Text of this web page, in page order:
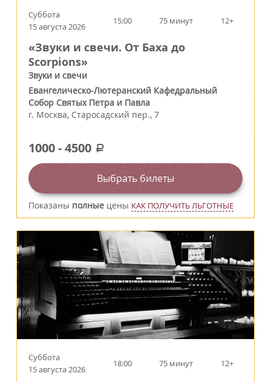
Суббота
15 августа 2026
15:00 75 минут 12+
«Звуки и свечи. От Баха до
Scorpions»
Звуки и свечи
Евангелическо-Лютеранский Кафедральный
Собор Святых Петра и Павла
г. Москва, Старосадский пер., 7
1000-4500 a
Выбрать билеты
Показаны полные цены КАК ПОЛУЧИТЬ ЛЬГОТНЫЕ
Суббота
15 августа 2026
18:00 75 минут 12+